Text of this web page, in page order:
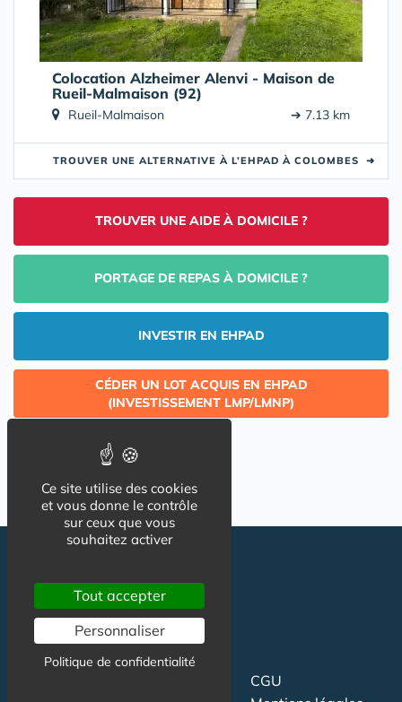
Colocation Alzheimer Alenvi - Maison de
Rueil-Malmaison (92)
Rueil-Malmaison ➔ 7.13 km
TROUVER UNE ALTERNATIVE À L’EHPAD À COLOMBES ➜
TROUVER UNE AIDE À DOMICILE ?
PORTAGE DE REPAS À DOMICILE ?
INVESTIR EN EHPAD
CÉDER UN LOT ACQUIS EN EHPAD
(INVESTISSEMENT LMP/LMNP)
CGU
Ce site utilise des cookies
et vous donne le contrôle
sur ceux que vous
souhaitez activer
Tout accepter
Personnaliser
Politique de confidentialité